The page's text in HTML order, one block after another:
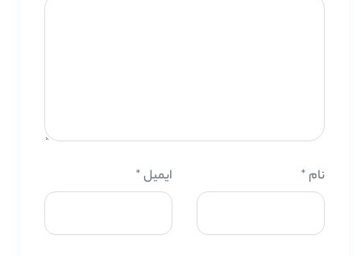
نام * ایمیل*